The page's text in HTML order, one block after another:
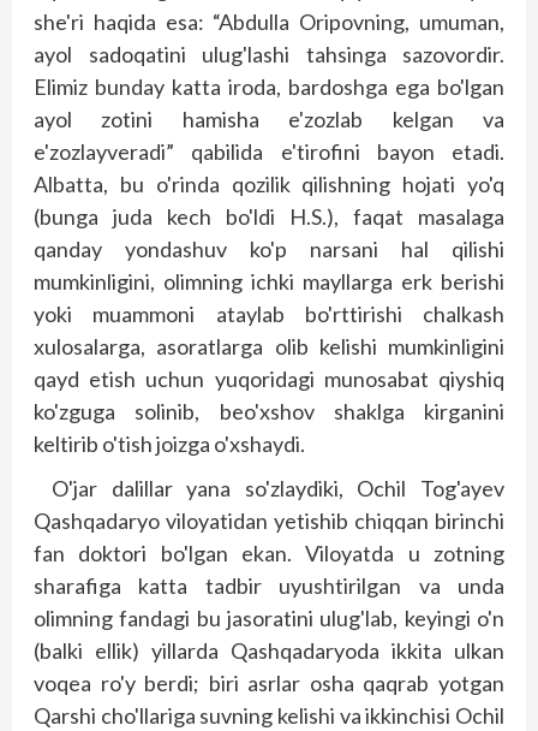
she'ri haqida esa: “Abdulla Oripovning, umuman,
ayol sadoqatini ulug'lashi tahsinga sazovordir.
Elimiz bunday katta iroda, bardoshga ega bo'lgan
ayol zotini hamisha e'zozlab kelgan va
e'zozlayveradi” qabilida e'tirofini bayon etadi.
Albatta, bu o'rinda qozilik qilishning hojati yo'q
(bunga juda kech bo'ldi H.S.), faqat masalaga
qanday yondashuv ko'p narsani hal qilishi
mumkinligini, olimning ichki mayllarga erk berishi
yoki muammoni ataylab bo'rttirishi chalkash
xulosalarga, asoratlarga olib kelishi mumkinligini
qayd etish uchun yuqoridagi munosabat qiyshiq
ko'zguga solinib, beo'xshov shaklga kirganini
keltirib o'tish joizga o'xshaydi.
O'jar dalillar yana so'zlaydiki, Ochil Tog'ayev
Qashqadaryo viloyatidan yetishib chiqqan birinchi
fan doktori bo'lgan ekan. Viloyatda u zotning
sharafiga katta tadbir uyushtirilgan va unda
olimning fandagi bu jasoratini ulug'lab, keyingi o'n
(balki ellik) yillarda Qashqadaryoda ikkita ulkan
voqea ro'y berdi; biri asrlar osha qaqrab yotgan
Qarshi cho'llariga suvning kelishi va ikkinchisi Ochil